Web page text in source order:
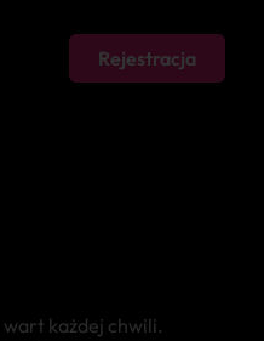
Rejestracja
wart każdej chwili.